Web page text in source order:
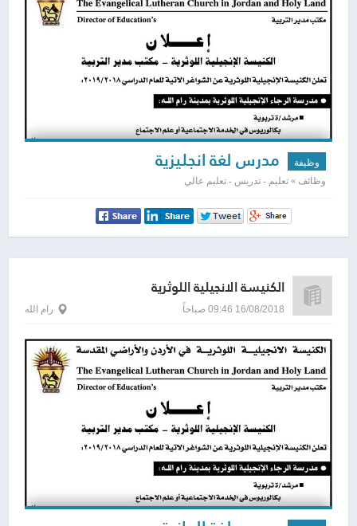
وظيفة مدرس لغة انجليزية
وظائف » تعليم - تدريس - تعليم عالي
الكنيسة الانجيلية اللوثرية
16/08/2018 09:46 صباحاً رام الله